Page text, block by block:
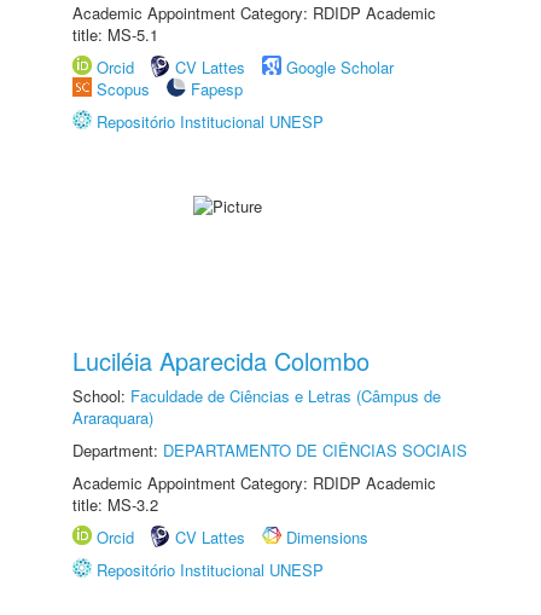
Academic Appointment Category: RDIDP Academic
title: MS-5.1
Orcid
CV Lattes
Google Scholar
Scopus
Fapesp
Repositório Institucional UNESP
Luciléia Aparecida Colombo
School: Faculdade de Ciências e Letras (Câmpus de
Araraquara)
Department: DEPARTAMENTO DE CIÊNCIAS SOCIAIS
Academic Appointment Category: RDIDP Academic
title: MS-3.2
Orcid
CV Lattes
Dimensions
Repositório Institucional UNESP